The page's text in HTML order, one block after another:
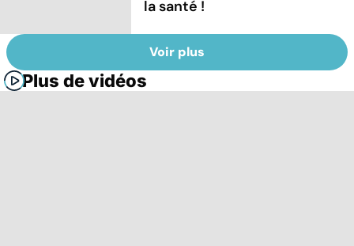
la santé !
Voir plus
Plus de vidéos